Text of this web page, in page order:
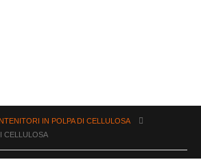
IN POLPA DI CELLULOSA
CELLULOSA